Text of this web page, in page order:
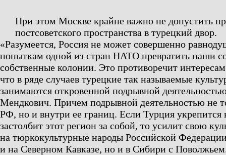
При этом Москве крайне важно не допустить
постсоветского пространства в турецкий двор.
«Разумеется, Россия не может совершенно
попыткам одной из стран НАТО превратить наши
собственные колонии. Это противоречит
что в ряде случаев турецкие так называемые
занимаются откровенной подрывной
Мендкович. Причем подрывной деятельностью не
РФ, но и внутри ее границ. Если Турция укрепится
застолбит этот регион за собой, то усилит свою
на тюркокультурные народы Российской
и на Северном Кавказе, но и в Сибири с